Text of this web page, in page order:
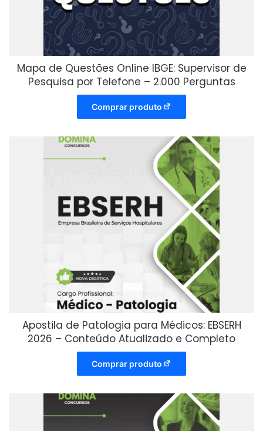
Mapa de Questões Online IBGE: Supervisor de
Pesquisa por Telefone – 2.000 Perguntas
Comprar produto
Apostila de Patologia para Médicos: EBSERH
2026 – Conteúdo Atualizado e Completo
Comprar produto